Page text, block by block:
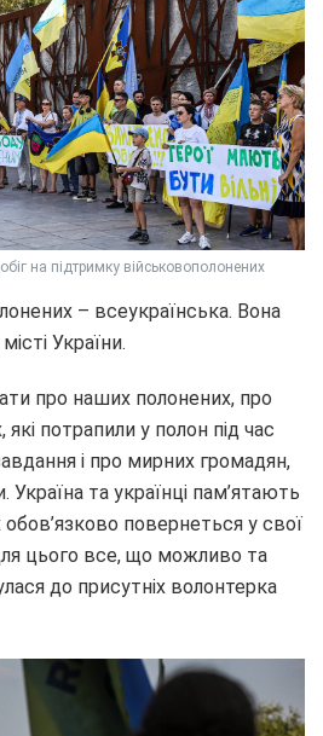
на підтримку військовополонених
– всеукраїнська. Вона
України.
про наших полонених, про
потрапили у полон під час
і про мирних громадян,
Україна та українці пам’ятають
повернеться у свої
цього все, що можливо та
до присутніх волонтерка